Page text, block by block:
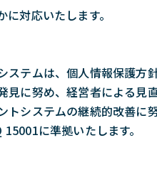
対応いたします。
ステムは、個人情報保護方
見に努め、経営者による見
システムの継続的改善に努
に準拠いたします。